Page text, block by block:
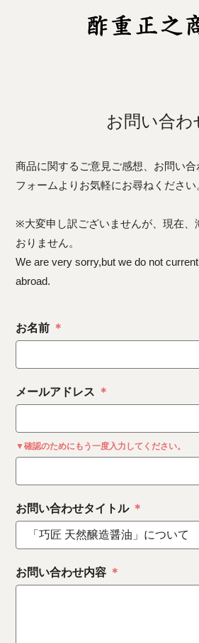
お問い合わ
商品に関するご意見ご感想、お問い
フォームよりお気軽にお尋ねください
※大変申し訳ございませんが、現在、
おりません。
We are very sorry,but we do not
abroad.
お名前 ＊
メールアドレス ＊
▼確認のためにもう一度入力してください。
お問い合わせタイトル ＊
お問い合わせ内容 ＊